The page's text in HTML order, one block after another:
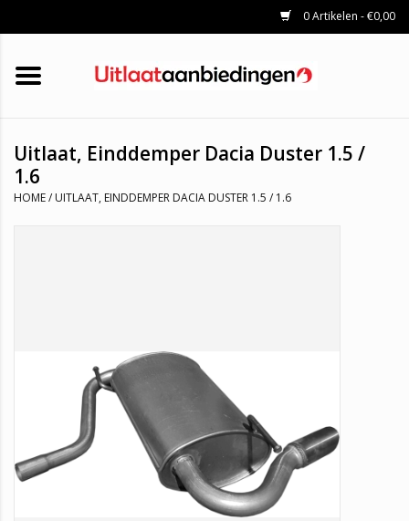
0 Artikelen - €0,00
HOME
KATALYSATOREN
UNIVERSELE UITLAATDELEN
MERKEN
Uitlaat, Einddemper Dacia Duster 1.5 /
1.6
HOME/ UITLAAT, EINDDEMPER DACIA DUSTER 1.5 / 1.6